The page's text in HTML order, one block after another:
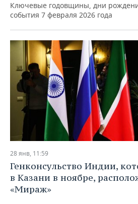
Ключевые годовщины, дни
события 7 февраля 2026 года
28 янв, 11:59
Генконсульство Индии,
в Казани в ноябре,
«Мираж»